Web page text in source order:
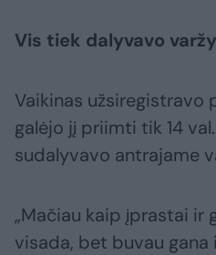
Vis tiek dalyvavo
Vaikinas užsiregistravo
galėjo jį priimti tik 14
sudalyvavo antrajame
„Mačiau kaip įprastai ir
visada, bet buvau gana